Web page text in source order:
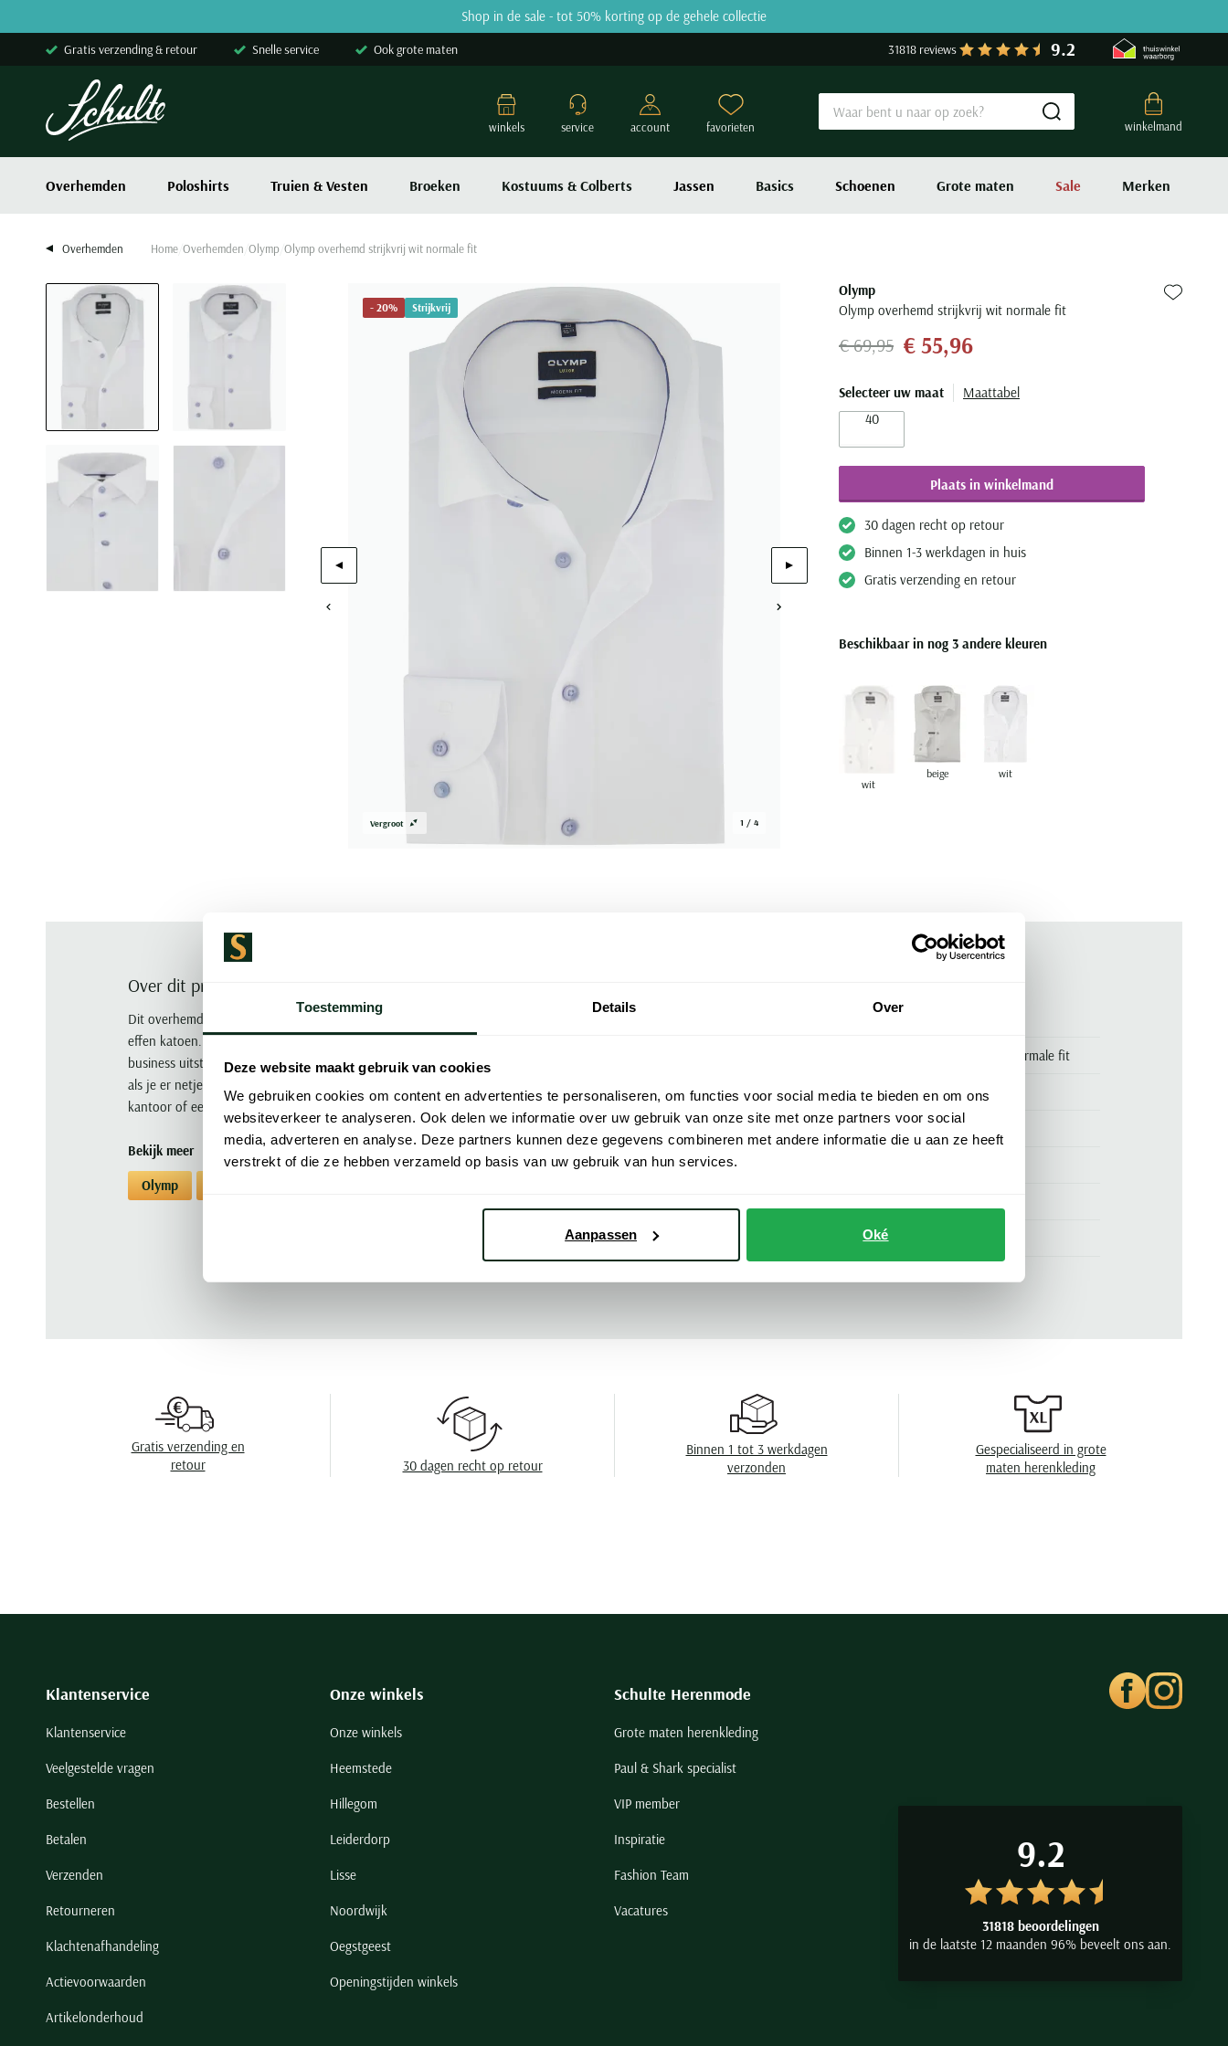
Toestemming Details Over
Deze website maakt gebruik van cookies
We gebruiken cookies om content en advertenties te personaliseren, om functies voor social media te bieden en om ons
websiteverkeer te analyseren. Ook delen we informatie over uw gebruik van onze site met onze partners voor social
media, adverteren en analyse. Deze partners kunnen deze gegevens combineren met andere informatie die u aan ze heeft
verstrekt of die ze hebben verzameld op basis van uw gebruik van hun services.
Aanpassen Oké
Shop in de sale - tot 50% korting op de gehele collectie
Gratis verzending & retour Snelle service Ook grote maten 31818 reviews 9.2
winkelmand
Submit search
Overhemden Poloshirts Truien & Vesten Broeken Kostuums & Colberts Jassen Basics Schoenen Grote maten Sale Merken
winkels service account favorieten
Overhemden Home Overhemden Olymp Olymp overhemd strijkvrij wit normale fit
Vergroot 1 / 4
- 20% Strijkvrij
Olymp
Olymp overhemd strijkvrij wit normale fit
Zet bij
€ 69,95 € 55,96
Selecteer uw maat
Maattabel
40
Plaats in winkelmand
30 dagen recht op retour
Binnen 1-3 werkdagen in huis
Gratis verzending en retour
Beschikbaar in nog 3 andere kleuren
wit
beige wit
Over dit product
Dit overhemd van Olymp uit de Luxor Modern Fit-lijn heeft een normale fit en is uitgevoerd in
effen katoen. Deze semi-wide spread boord en de lange mouwen geven het een duidelijke
business uitstraling. Dit overhemd is gemaakt van 100% katoen en is strijkvrij, wat prettig is
als je er netjes uit wilt zien met weinig gedoe. Draag dit zakelijke overhemd in de zomer naar
kantoor of een afspraak waar een verzorgde look past.
Bekijk meer
Olymp
Olymp overhemd strijkvrij wit normale fit
Merk Olymp
Lijn Olymp Luxor Modern Fit
Materiaal
Borstzak
Manchet
Gratis verzending en
retour
30 dagen recht op retour
Binnen 1 tot 3 werkdagen
verzonden
Gespecialiseerd in grote
maten herenkleding
Klantenservice
Klantenservice
Veelgestelde vragen
Bestellen
Betalen
Verzenden
Retourneren
Klachtenafhandeling
Actievoorwaarden
Artikelonderhoud
Onze winkels
Onze winkels
Heemstede
Hillegom
Leiderdorp
Lisse
Noordwijk
Oegstgeest
Openingstijden winkels
Schulte Herenmode
Grote maten herenkleding
Paul & Shark specialist
VIP member
Inspiratie
Fashion Team
Vacatures
9.2
31818 beoordelingen
in de laatste 12 maanden 96% beveelt ons aan.